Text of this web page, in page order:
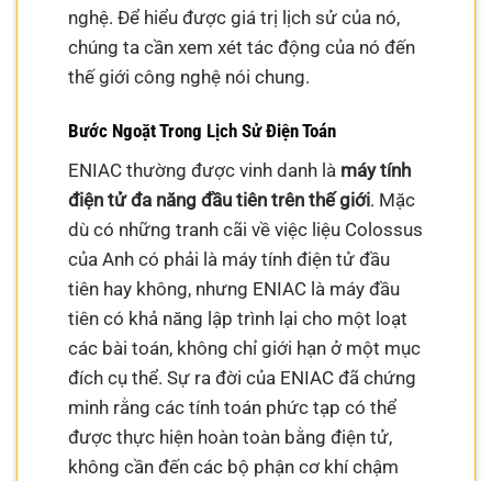
nghệ. Để hiểu được giá trị lịch sử của nó,
chúng ta cần xem xét tác động của nó đến
thế giới công nghệ nói chung.
Bước Ngoặt Trong Lịch Sử Điện Toán
ENIAC thường được vinh danh là máy tính
điện tử đa năng đầu tiên trên thế giới. Mặc
dù có những tranh cãi về việc liệu Colossus
của Anh có phải là máy tính điện tử đầu
tiên hay không, nhưng ENIAC là máy đầu
tiên có khả năng lập trình lại cho một loạt
các bài toán, không chỉ giới hạn ở một mục
đích cụ thể. Sự ra đời của ENIAC đã chứng
minh rằng các tính toán phức tạp có thể
được thực hiện hoàn toàn bằng điện tử,
không cần đến các bộ phận cơ khí chậm